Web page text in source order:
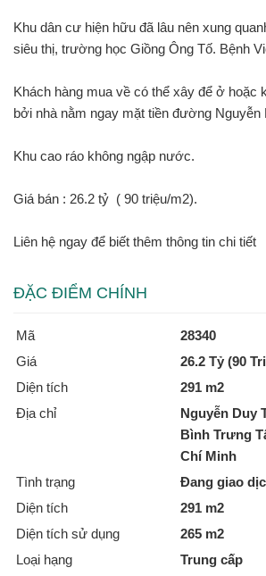
Khu dân cư hiện hữu đã lâu nên xung
siêu thị, trường học Giồng Ông Tố. Bệnh
Khách hàng mua về có thể xây để ở hoặc
bởi nhà nằm ngay mặt tiền đường Nguyễn
Khu cao ráo không ngập nước.
Giá bán : 26.2 tỷ ( 90 triệu/m2).
Liên hệ ngay để biết thêm thông tin chi tiết
ĐẶC ĐIỂM CHÍNH
Mã
28340
Giá
26.2 Tỷ (90
Diện tích
291 m2
Địa chỉ
Nguyễn Duy
Bình Trưng
Chí Minh
Tình trạng
Đang giao
Diện tích
291 m2
Diện tích sử dụng
265 m2
Loại hạng
Trung cấp